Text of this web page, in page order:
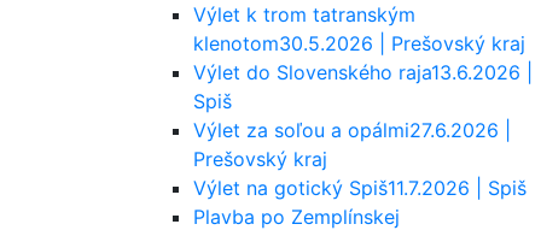
Výlet k trom tatranským
klenotom30.5.2026 | Prešovský kraj
Výlet do Slovenského raja13.6.2026 |
Spiš
Výlet za soľou a opálmi27.6.2026 |
Prešovský kraj
Výlet na gotický Spiš11.7.2026 | Spiš
Plavba po Zemplínskej